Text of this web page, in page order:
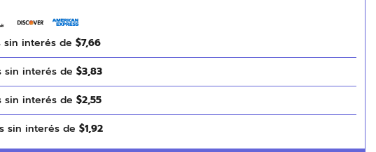
sin interés de $7,66
sin interés de $3,83
sin interés de $2,55
sin interés de $1,92